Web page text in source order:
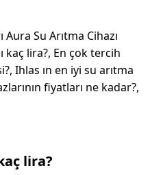
Aura Su Arıtma Cihazı
kaç lira?, En çok tercih
Ihlas ın en iyi su arıtma
fiyatları ne kadar?,
lira?